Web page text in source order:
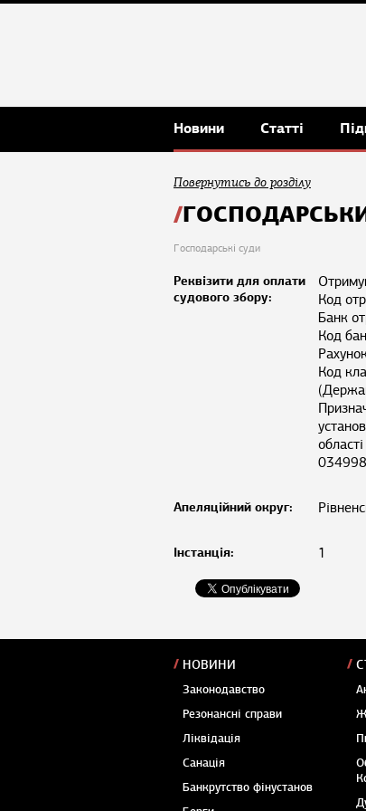
Новини Статті
Повернутись до розділу
Господарські суди
Реквізити для оплати
судового збору:
Код
Банк
Код
Код
Апеляційний округ:
Інстанція: 1
НОВИНИ
Законодавство
Резонансні справи
Ліквідація
Санація
Банкрутство фінустанов